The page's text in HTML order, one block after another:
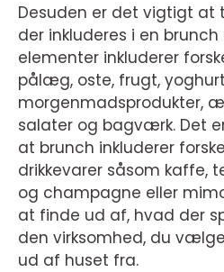
Desuden er det vigtigt at
der inkluderes i en
elementer inkluderer
pålæg, oste, frugt,
morgenmadsprodukter,
salater og bagværk. Det
at brunch inkluderer
drikkevarer såsom kaffe,
og champagne eller
at finde ud af, hvad der
den virksomhed, du
ud af huset fra.